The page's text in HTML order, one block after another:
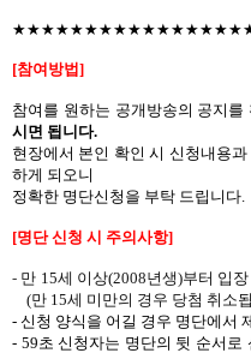
[참여방법 ]
참여를 원하는 공개방송의 공지를
시면 됩니다.
현장에서 본인 확인 시 신청내용과
하게 되오니
정확한 명단신청을 부탁 드립니다.
[명단 신청 시 주의사항]
- 만 15세 이상(2008년생)부터 입
(만 15세 미만의 경우 당첨 취소
- 신청 양식을 어길 경우 명단에서
- 59초 신청자는 명단의 뒷 순서로